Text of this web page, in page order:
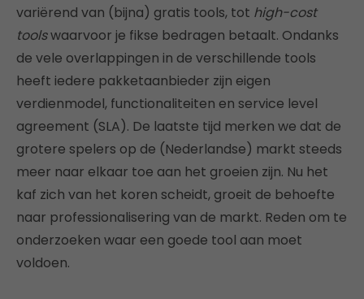
variërend van (bijna) gratis tools, tot high-cost
toolswaarvoor je fikse bedragen betaalt. Ondanks
de vele overlappingen in de verschillende tools
heeft iedere pakketaanbieder zijn eigen
verdienmodel, functionaliteiten en service level
agreement (SLA). De laatste tijd merken we dat de
grotere spelers op de (Nederlandse) markt steeds
meer naar elkaar toe aan het groeien zijn. Nu het
kaf zich van het koren scheidt, groeit de behoefte
naar professionalisering van de markt. Reden om te
onderzoeken waar een goede tool aan moet
voldoen.